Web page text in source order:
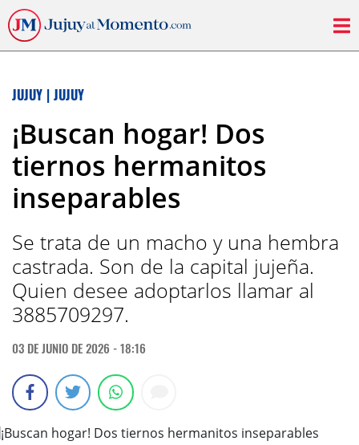
JUJUY | JUJUY
¡Buscan hogar! Dos
tiernos hermanitos
inseparables
Se trata de un macho y una hembra
castrada. Son de la capital jujeña.
Quien desee adoptarlos llamar al
3885709297.
03 DE JUNIO DE 2026 - 18:16